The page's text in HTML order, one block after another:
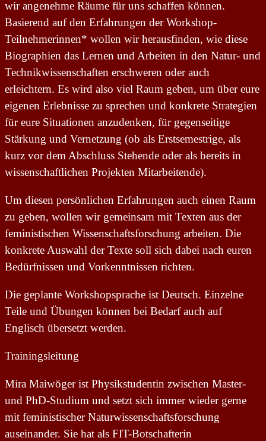
wir angenehme Räume für uns schaffen können.
Basierend auf den Erfahrungen der Workshop-
Teilnehmerinnen* wollen wir herausfinden, wie diese
Biographien das Lernen und Arbeiten in den Natur- und
Technikwissenschaften erschweren oder auch
erleichtern. Es wird also viel Raum geben, um über eure
eigenen Erlebnisse zu sprechen und konkrete Strategien
für eure Situationen anzudenken, für gegenseitige
Stärkung und Vernetzung (ob als Erstsemestrige, als
kurz vor dem Abschluss Stehende oder als bereits in
wissenschaftlichen Projekten Mitarbeitende).
Um diesen persönlichen Erfahrungen auch einen Raum
zu geben, wollen wir gemeinsam mit Texten aus der
feministischen Wissenschaftsforschung arbeiten. Die
konkrete Auswahl der Texte soll sich dabei nach euren
Bedürfnissen und Vorkenntnissen richten.
Die geplante Workshopsprache ist Deutsch. Einzelne
Teile und Übungen können bei Bedarf auch auf
Englisch übersetzt werden.
Trainingsleitung
Mira Maiwöger ist Physikstudentin zwischen Master-
und PhD-Studium und setzt sich immer wieder gerne
mit feministischer Naturwissenschaftsforschung
auseinander. Sie hat als FIT-Botschafterin